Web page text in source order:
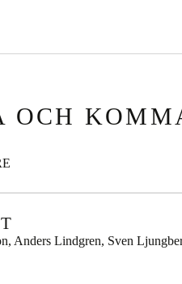
OCH
Anders Lindgren, Sven